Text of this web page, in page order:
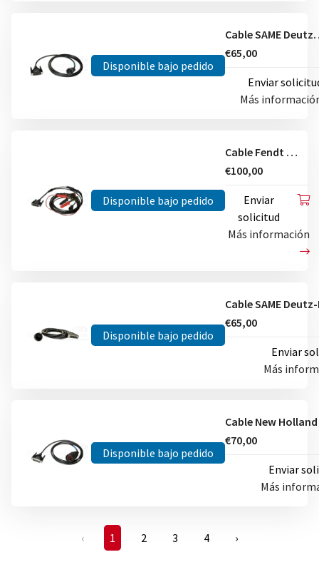
Disponible bajo pedido
Cable
€65,00
Enviar
Más
Disponible bajo pedido
Cable Fendt 4 pin
€100,00
Enviar
solicitud
Más información
Disponible bajo pedido
€65,00
Enviar
Más
Disponible bajo pedido
€70,00
Enviar
Más
‹ 1 2 3 4 ›